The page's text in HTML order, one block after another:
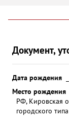
Документ,
Дата рождения
Место рождения
РФ, Кировская
городского